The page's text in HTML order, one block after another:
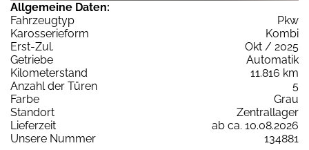
Allgemeine Daten:
Fahrzeugtyp
Pkw
Karosserieform
Kombi
Erst-Zul.
Okt / 2025
Getriebe
Automatik
Kilometerstand
11.816 km
Anzahl der Türen
5
Farbe
Grau
Standort
Zentrallager
Lieferzeit
ab ca. 10.08.2026
Unsere Nummer
134881